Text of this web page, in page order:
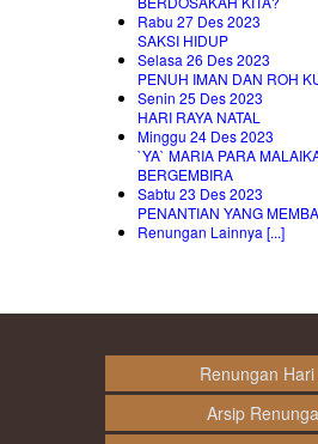
Rabu 27 Des 2023
SAKSI HIDUP
Selasa 26 Des 2023
PENUH IMAN DAN ROH
Senin 25 Des 2023
HARI RAYA NATAL
Minggu 24 Des 2023
`YA` MARIA PARA
BERGEMBIRA
Sabtu 23 Des 2023
PENANTIAN YANG
Renungan Lainnya [...]
Renungan
Arsip